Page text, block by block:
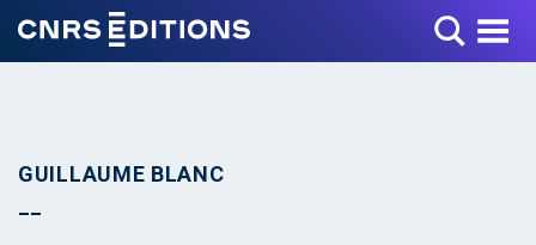
Toggle Menu
GUILLAUME BLANC